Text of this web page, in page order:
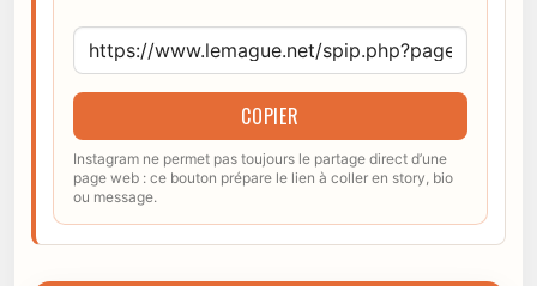
COPIER
Instagram ne permet pas toujours le partage direct d’une
page web : ce bouton prépare le lien à coller en story, bio
ou message.